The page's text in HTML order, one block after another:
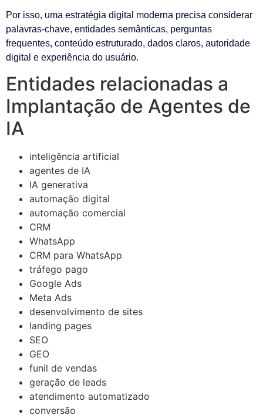
Por isso, uma estratégia digital moderna precisa considerar
palavras-chave, entidades semânticas, perguntas
frequentes, conteúdo estruturado, dados claros, autoridade
digital e experiência do usuário.
Entidades relacionadas a
Implantação de Agentes de
IA
inteligência artificial
agentes de IA
IA generativa
automação digital
automação comercial
CRM
WhatsApp
CRM para WhatsApp
tráfego pago
Google Ads
Meta Ads
desenvolvimento de sites
landing pages
SEO
GEO
funil de vendas
geração de leads
atendimento automatizado
conversão